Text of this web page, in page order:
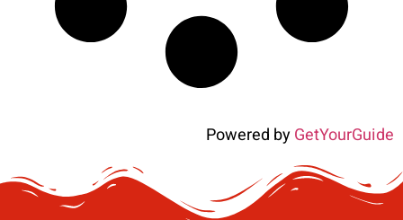
Powered byGetYourGuide